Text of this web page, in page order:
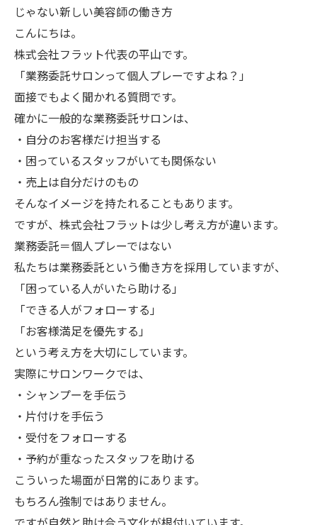
じゃない新しい美容師の働き方
こんにちは。
株式会社フラット代表の平山です。
「業務委託サロンって個人プレーですよね？」
面接でもよく聞かれる質問です。
確かに一般的な業務委託サロンは、
・自分のお客様だけ担当する
・困っているスタッフがいても関係ない
・売上は自分だけのもの
そんなイメージを持たれることもあります。
ですが、株式会社フラットは少し考え方が違います。
業務委託＝個人プレーではない
私たちは業務委託という働き方を採用していますが、
「困っている人がいたら助ける」
「できる人がフォローする」
「お客様満足を優先する」
という考え方を大切にしています。
実際にサロンワークでは、
・シャンプーを手伝う
・片付けを手伝う
・受付をフォローする
・予約が重なったスタッフを助ける
こういった場面が日常的にあります。
もちろん強制ではありません。